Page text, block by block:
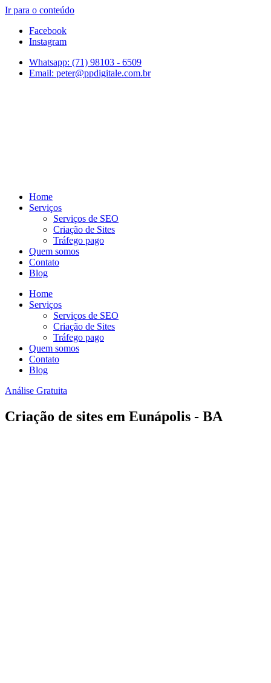
Ir para o conteúdo
Facebook
Instagram
Whatsapp: (71) 98103 - 6509
Email: peter@ppdigitale.com.br
Home
Serviços
Serviços de SEO
Criação de Sites
Tráfego pago
Quem somos
Contato
Blog
Home
Serviços
Serviços de SEO
Criação de Sites
Tráfego pago
Quem somos
Contato
Blog
Análise Gratuita
Criação de sites em Eunápolis - BA